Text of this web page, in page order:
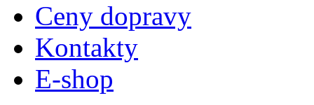
Ceny dopravy
Kontakty
E-shop